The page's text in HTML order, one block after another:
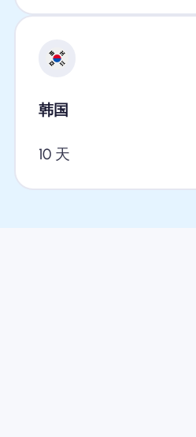
韩国
10 天